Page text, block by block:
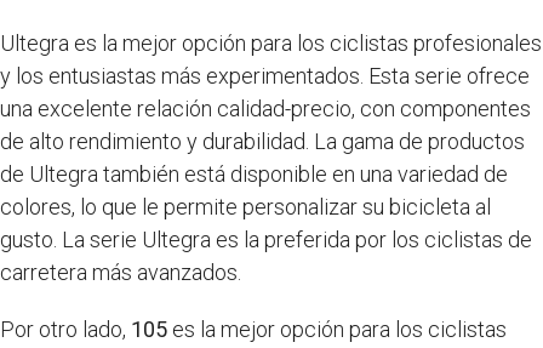
Ultegra es la mejor opción para los ciclistas profesionales
y los entusiastas más experimentados. Esta serie ofrece
una excelente relación calidad-precio, con componentes
de alto rendimiento y durabilidad. La gama de productos
de Ultegra también está disponible en una variedad de
colores, lo que le permite personalizar su bicicleta al
gusto. La serie Ultegra es la preferida por los ciclistas de
carretera más avanzados.
Por otro lado, 105 es la mejor opción para los ciclistas